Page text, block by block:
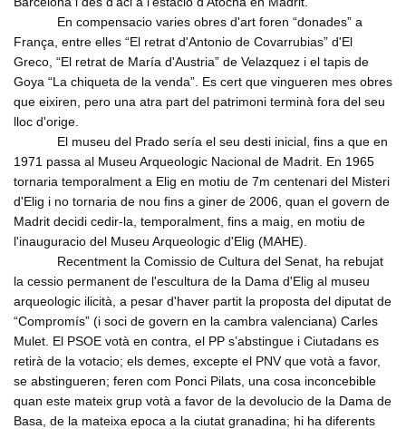
En compensacio varies obres d'art foren “donades” a
França, entre elles “El retrat d'Antonio de Covarrubias” d'El
Greco, “El retrat de María d'Austria” de Velazquez i el tapis de
Goya “La chiqueta de la venda”. Es cert que vingueren mes obres
que eixiren, pero una atra part del patrimoni terminà fora del seu
lloc d'orige.
El museu del Prado sería el seu desti inicial, fins a que en
1971 passa al Museu Arqueologic Nacional de Madrit. En 1965
tornaria temporalment a Elig en motiu de 7m centenari del Misteri
d'Elig i no tornaria de nou fins a giner de 2006, quan el govern de
Madrit decidi cedir-la, temporalment, fins a maig, en motiu de
l'inauguracio del Museu Arqueologic d'Elig (MAHE).
Recentment la Comissio de Cultura del Senat, ha rebujat
la cessio permanent de l'escultura de la Dama d'Elig al museu
arqueologic ilicità, a pesar d'haver partit la proposta del diputat de
“Compromís” (i soci de govern en la cambra valenciana) Carles
Mulet. El PSOE votà en contra, el PP s’abstingue i Ciutadans es
retirà de la votacio; els demes, excepte el PNV que votà a favor,
se abstingueren; feren com Ponci Pilats, una cosa inconcebible
quan este mateix grup votà a favor de la devolucio de la Dama de
Basa, de la mateixa epoca a la ciutat granadina; hi ha diferents